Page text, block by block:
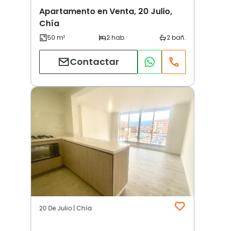
Apartamento en Venta, 20 Julio,
Chía
Contactar
20 De Julio | Chía